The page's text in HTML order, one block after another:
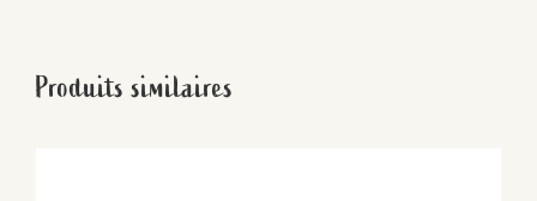
Produits similaires